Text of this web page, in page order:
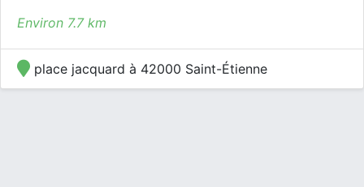
Environ 7.7 km
place jacquard à 42000 Saint-Étienne